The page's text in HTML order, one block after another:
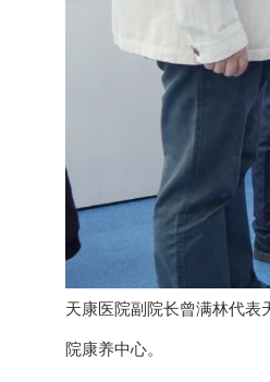
天康医院副院长曾满林代表
院康养中心。